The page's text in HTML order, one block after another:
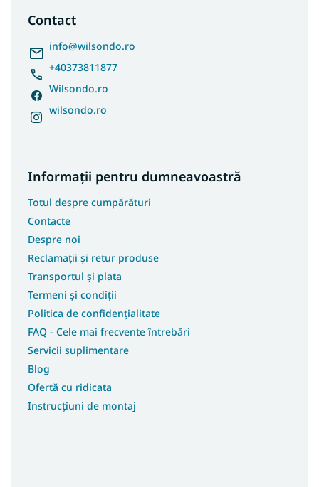
Contact
info@wilsondo.ro
+40373811877
Wilsondo.ro
wilsondo.ro
Informații pentru dumneavoastră
Totul despre cumpărături
Contacte
Despre noi
Reclamații și retur produse
Transportul și plata
Termeni și condiții
Politica de confidențialitate
FAQ - Cele mai frecvente întrebări
Servicii suplimentare
Blog
Ofertă cu ridicata
Instrucțiuni de montaj